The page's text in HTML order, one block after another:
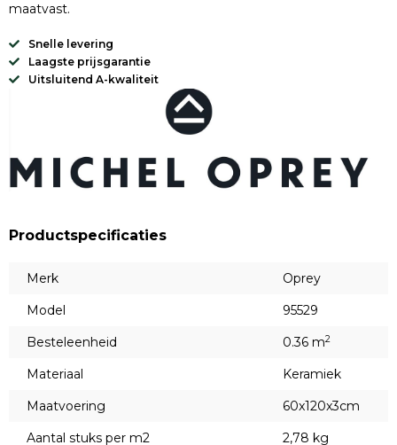
maatvast.
Snelle levering
Laagste prijsgarantie
Uitsluitend A-kwaliteit
Productspecificaties
Merk
Oprey
Model
95529
Besteleenheid
0.36 m2
Materiaal
Keramiek
Maatvoering
60x120x3cm
Aantal stuks per m2
2,78 kg